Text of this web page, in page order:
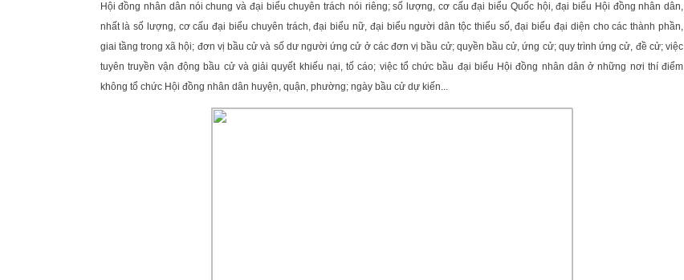
Hội đồng nhân dân nói chung và đại biểu chuyên trách nói riêng; số lượng, cơ cấu đại biểu Quốc hội, đại biểu Hội đồng nhân dân,
nhất là số lượng, cơ cấu đại biểu chuyên trách, đại biểu nữ, đại biểu người dân tộc thiểu số, đại biểu đại diện cho các thành phần,
giai tầng trong xã hội; đơn vị bầu cử và số dư người ứng cử ở các đơn vị bầu cử; quyền bầu cử, ứng cử; quy trình ứng cử, đề cử; việc
tuyên truyền vận động bầu cử và giải quyết khiếu nại, tố cáo; việc tổ chức bầu đại biểu Hội đồng nhân dân ở những nơi thí điểm
không tổ chức Hội đồng nhân dân huyện, quận, phường; ngày bầu cử dự kiến...